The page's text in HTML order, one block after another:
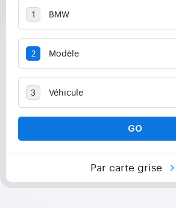
GO
Par carte grise